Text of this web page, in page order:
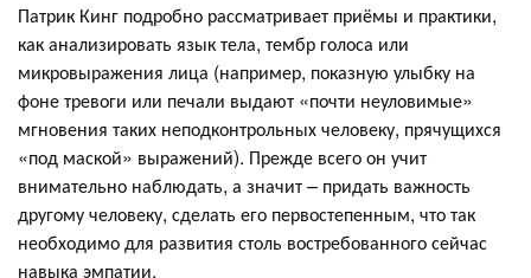
Патрик Кинг подробно рассматривает приёмы и практики,
как анализировать язык тела, тембр голоса или
микровыражения лица (например, показную улыбку на
фоне тревоги или печали выдают «почти неуловимые»
мгновения таких неподконтрольных человеку, прячущихся
«под маской» выражений). Прежде всего он учит
внимательно наблюдать, а значит – придать важность
другому человеку, сделать его первостепенным, что так
необходимо для развития столь востребованного сейчас
навыка эмпатии.